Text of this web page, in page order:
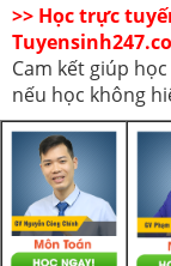
>> Học trực
Cam kết giúp
nếu học không